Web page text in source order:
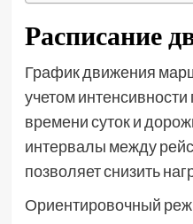
Расписание
График движения
учетом
времени суток и
интервалы между
позволяет снизить
Ориентировочный